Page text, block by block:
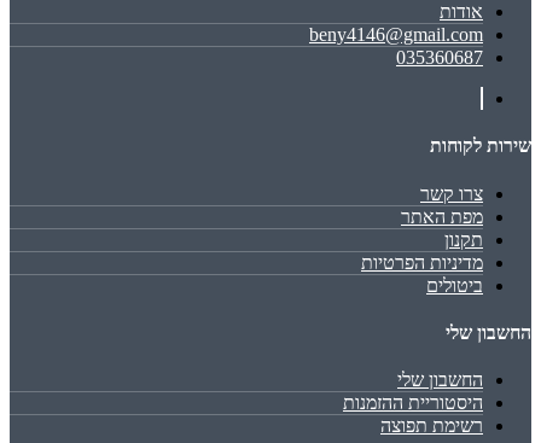
אודות
beny4146@gmail.com
035360687
שירות לקוחות
צרו קשר
מפת האתר
תקנון
מדיניות הפרטיות
ביטולים
החשבון שלי
החשבון שלי
היסטוריית ההזמנות
רשימת תפוצה